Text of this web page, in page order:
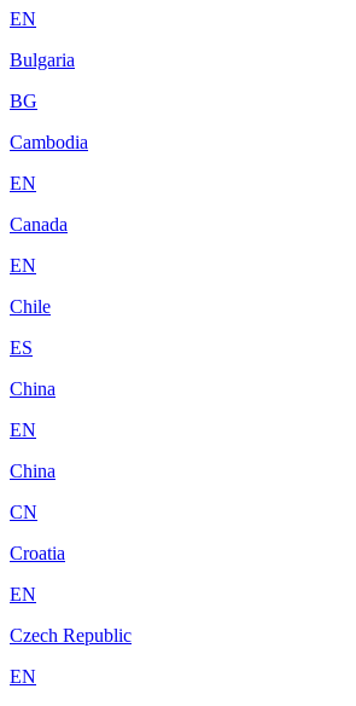
EN
Bulgaria
BG
Cambodia
EN
Canada
EN
Chile
ES
China
EN
China
CN
Croatia
EN
Czech Republic
EN